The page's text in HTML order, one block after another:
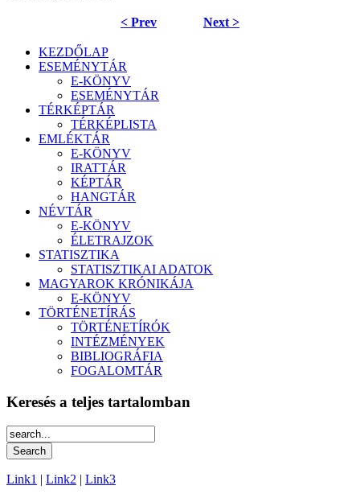
< Prev Next >
KEZDŐLAP
ESEMÉNYTÁR
E-KÖNYV
ESEMÉNYTÁR
TÉRKÉPTÁR
TÉRKÉPLISTA
EMLÉKTÁR
E-KÖNYV
IRATTÁR
KÉPTÁR
HANGTÁR
NÉVTÁR
E-KÖNYV
ÉLETRAJZOK
STATISZTIKA
STATISZTIKAI ADATOK
MAGYAROK KRÓNIKÁJA
E-KÖNYV
TÖRTÉNETÍRÁS
TÖRTÉNETÍRÓK
INTÉZMÉNYEK
BIBLIOGRÁFIA
FOGALOMTÁR
Keresés a teljes tartalomban
Link1 | Link2 | Link3